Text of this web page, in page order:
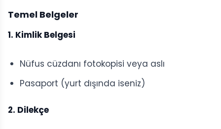
Temel Belgeler
1. Kimlik Belgesi
Nüfus cüzdanı fotokopisi veya aslı
Pasaport (yurt dışında iseniz)
2. Dilekçe